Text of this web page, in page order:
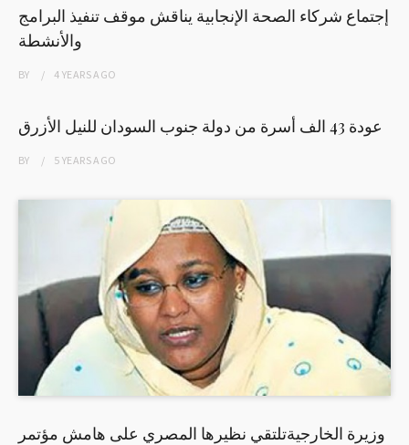
إجتماع شركاء الصحة الإنجابية يناقش موقف تنفيذ البرامج
والأنشطة
BY 4 YEARSAGO
عودة 43 الف أسرة من دولة جنوب السودان للنيل الأزرق
BY 5 YEARSAGO
وزيرة الخارجيةتلتقي نظيرها المصري على هامش مؤتمر